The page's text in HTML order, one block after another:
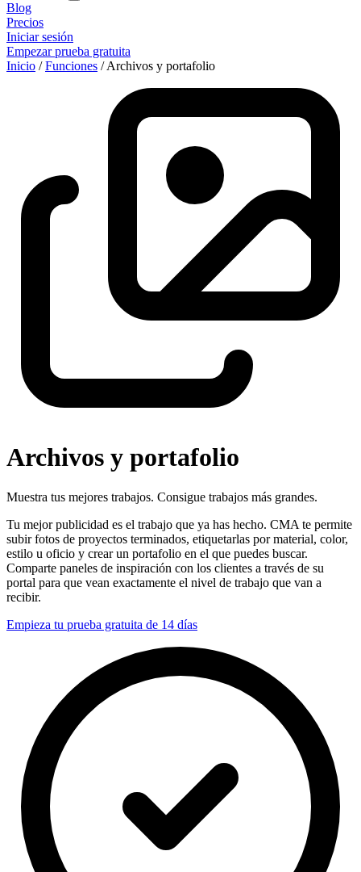
Blog‎
Precios
Iniciar sesión
Empezar prueba gratuita
Inicio / Funciones / Archivos y portafolio
Archivos y portafolio
Muestra tus mejores trabajos. Consigue trabajos más grandes.
Tu mejor publicidad es el trabajo que ya has hecho. CMA te permite
subir fotos de proyectos terminados, etiquetarlas por material, color,
estilo u oficio y crear un portafolio en el que puedes buscar.
Comparte paneles de inspiración con los clientes a través de su
portal para que vean exactamente el nivel de trabajo que van a
recibir.
Empieza tu prueba gratuita de 14 días